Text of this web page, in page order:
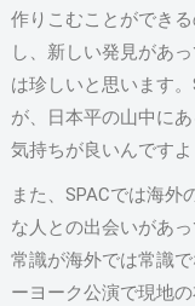
作りこむことができ
し、新しい発見があ
は珍しいと思います
が、日本平の山中に
気持ちが良いんですよ
また、SPACでは海外
な人との出会いがあ
常識が海外では常識
ーヨーク公演で現地